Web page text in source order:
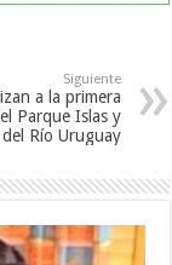
Siguiente
a la primera
Parque Islas y
Río Uruguay